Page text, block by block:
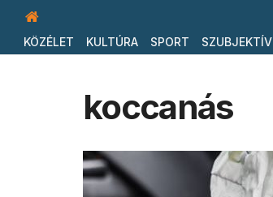
KÖZÉLET KULTÚRA SPORT SZUBJEKTÍV
koccanás